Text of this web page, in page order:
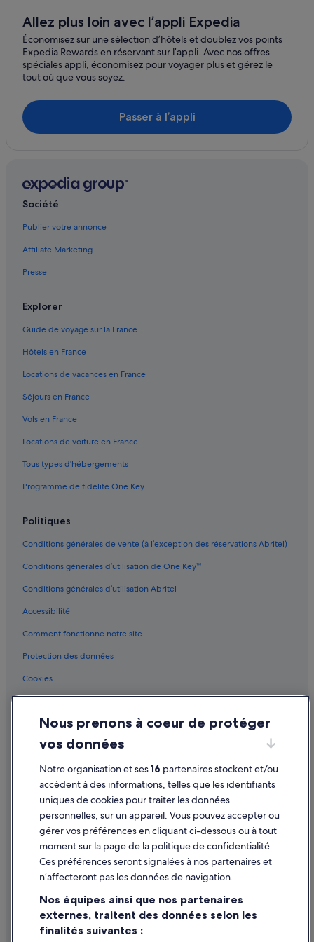
Gais : hôtels
Gare de Brunico/Bruneck : hôtels à proximité
Issengo : Appart’hôtels
Lac de Braies : hôtels à proximité
Lappago : hôtels
Longega : Chambres d’hôtes
Longega : Complexes hôteliers
Lutago : hôtels Hôtels d’affaires
Rasun Anterselva : Appart’hôtels
Rasun Anterselva : hôtels Hôtels-boutiques
Rasun Anterselva : hôtels Hôtels avec golf
Rasun Anterselva : hôtels
Riscone : hôtels Hôtels avec piscine
Riva di Tures : hôtels
San Giovanni : Palaces
San Lorenzo di Sebato : Auberges
San Lorenzo di Sebato : Complexes hôteliers
San Martino : Maison d’hôtes
San Martino : hôtels Hôtels pas chers
San Martino : Pensions
San Martino : Complexes hôteliers
San Pietro : Chambres d’hôtes
San Vigilio : Appart’hôtels
San Vigilio : hôtels Hôtels avec parking
San Vigilio : hôtels Hôtels de plage
San Vigilio : hôtels Hôtels au ski
San Vigilio : hôtels
Allez plus loin avec l’appli Expedia
Économisez sur une sélection d’hôtels et doublez vos points
Expedia Rewards en réservant sur l’appli. Avec nos offres
spéciales appli, économisez pour voyager plus et gérez le
tout où que vous soyez.
Passer à l’appli
Société
Publier votre annonce
Affiliate Marketing
Presse
Explorer
Guide de voyage sur la France
Hôtels en France
Locations de vacances en France
Séjours en France
Vols en France
Locations de voiture en France
Tous types d'hébergements
Programme de fidélité One Key
Politiques
Conditions générales de vente (à l’exception des réservations Abritel)
Conditions générales d’utilisation de One Key™
Conditions générales d’utilisation Abritel
Accessibilité
Comment fonctionne notre site
Protection des données
Cookies
Mentions légales / Nous contacter
Directives de contenu et signalement de contenus
Aide
Assistance
Annuler votre vol
Annuler une réservation d'hôtel ou de location de vacances
Délais de remboursement
Documents de voyage internationaux
Nous prenons à coeur de protéger
vos données
Notre organisation et ses16 partenaires stockent et/ou
accèdent à des informations, telles que les identifiants
uniques de cookies pour traiter les données
personnelles, sur un appareil. Vous pouvez accepter ou
gérer vos préférences en cliquant ci-dessous ou à tout
moment sur la page de la politique de confidentialité.
Ces préférences seront signalées à nos partenaires et
n’affecteront pas les données de navigation.
Nos équipes ainsi que nos partenaires
externes, traitent des données selon les
finalités suivantes :